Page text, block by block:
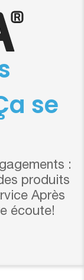
se
:
produits
Après
écoute!